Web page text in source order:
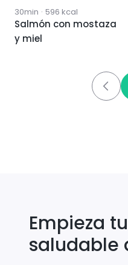
30min · 596 kcal
Salmón con mostaza
y miel
Empieza
saludable